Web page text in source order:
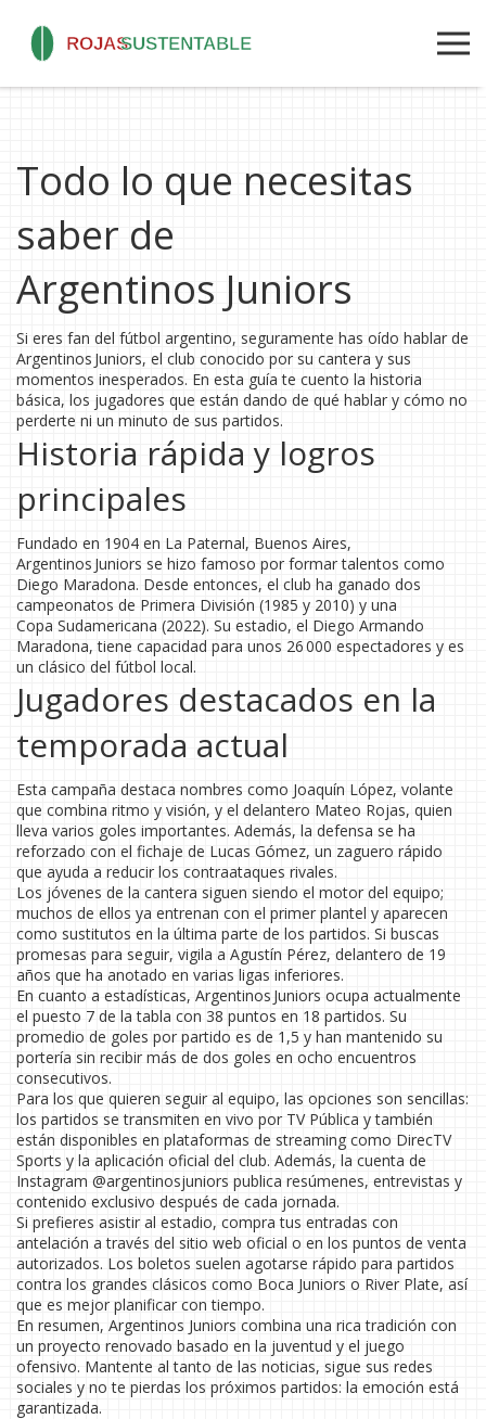
Todo lo que necesitas
saber de
Argentinos Juniors
Si eres fan del fútbol argentino, seguramente has oído hablar de
Argentinos Juniors, el club conocido por su cantera y sus
momentos inesperados. En esta guía te cuento la historia
básica, los jugadores que están dando de qué hablar y cómo no
perderte ni un minuto de sus partidos.
Historia rápida y logros
principales
Fundado en 1904 en La Paternal, Buenos Aires,
Argentinos Juniors se hizo famoso por formar talentos como
Diego Maradona. Desde entonces, el club ha ganado dos
campeonatos de Primera División (1985 y 2010) y una
Copa Sudamericana (2022). Su estadio, el Diego Armando
Maradona, tiene capacidad para unos 26 000 espectadores y es
un clásico del fútbol local.
Jugadores destacados en la
temporada actual
Esta campaña destaca nombres como Joaquín López, volante
que combina ritmo y visión, y el delantero Mateo Rojas, quien
lleva varios goles importantes. Además, la defensa se ha
reforzado con el fichaje de Lucas Gómez, un zaguero rápido
que ayuda a reducir los contraataques rivales.
Los jóvenes de la cantera siguen siendo el motor del equipo;
muchos de ellos ya entrenan con el primer plantel y aparecen
como sustitutos en la última parte de los partidos. Si buscas
promesas para seguir, vigila a Agustín Pérez, delantero de 19
años que ha anotado en varias ligas inferiores.
En cuanto a estadísticas, Argentinos Juniors ocupa actualmente
el puesto 7 de la tabla con 38 puntos en 18 partidos. Su
promedio de goles por partido es de 1,5 y han mantenido su
portería sin recibir más de dos goles en ocho encuentros
consecutivos.
Para los que quieren seguir al equipo, las opciones son sencillas:
los partidos se transmiten en vivo por TV Pública y también
están disponibles en plataformas de streaming como DirecTV
Sports y la aplicación oficial del club. Además, la cuenta de
Instagram @argentinosjuniors publica resúmenes, entrevistas y
contenido exclusivo después de cada jornada.
Si prefieres asistir al estadio, compra tus entradas con
antelación a través del sitio web oficial o en los puntos de venta
autorizados. Los boletos suelen agotarse rápido para partidos
contra los grandes clásicos como Boca Juniors o River Plate, así
que es mejor planificar con tiempo.
En resumen, Argentinos Juniors combina una rica tradición con
un proyecto renovado basado en la juventud y el juego
ofensivo. Mantente al tanto de las noticias, sigue sus redes
sociales y no te pierdas los próximos partidos: la emoción está
garantizada.